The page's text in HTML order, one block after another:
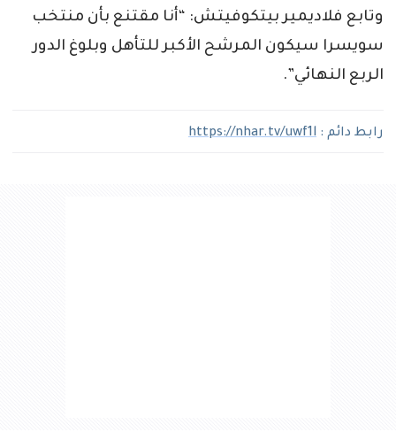
وتابع فلاديمير بيتكوفيتش: “أنا مقتنع بأن منتخب
سويسرا سيكون المرشح الأكبر للتأهل وبلوغ الدور
الربع النهائي”.
رابط دائم : https://nhar.tv/uwf1l